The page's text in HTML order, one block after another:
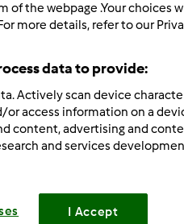
#1
apropriado,mas ainda não
que vi à uns tempos que
churrasco, não tenho a
of the webpage .Your choices
more details, refer to our
data to provide:
Actively scan device
access information on a
content, advertising and
and services
I Accept